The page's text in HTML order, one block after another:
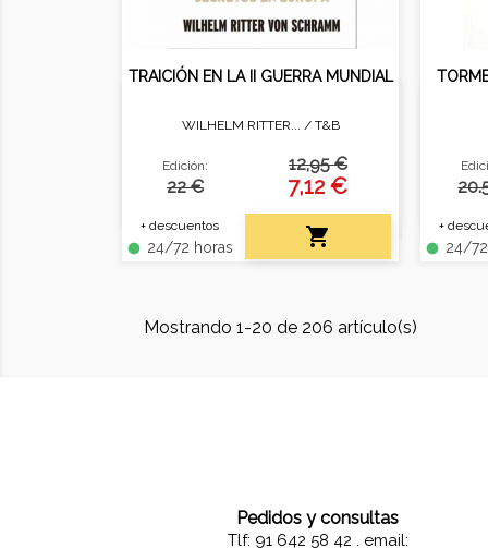
TRAICIÓN EN LA II GUERRA MUNDIAL
WILHELM RITTER... / T&B
Edición:
22 €
+ descuentos
fiber_manual_record 24/72 horas
12,95 €
7,12 €

La lucha de los servicios
secretos en Europa.
+
fiber_manual_record 24/
que
de
Mostrando 1-20 de 206 artículo(s)
Pedidos y consultas
Tlf: 91 642 58 42 . email: